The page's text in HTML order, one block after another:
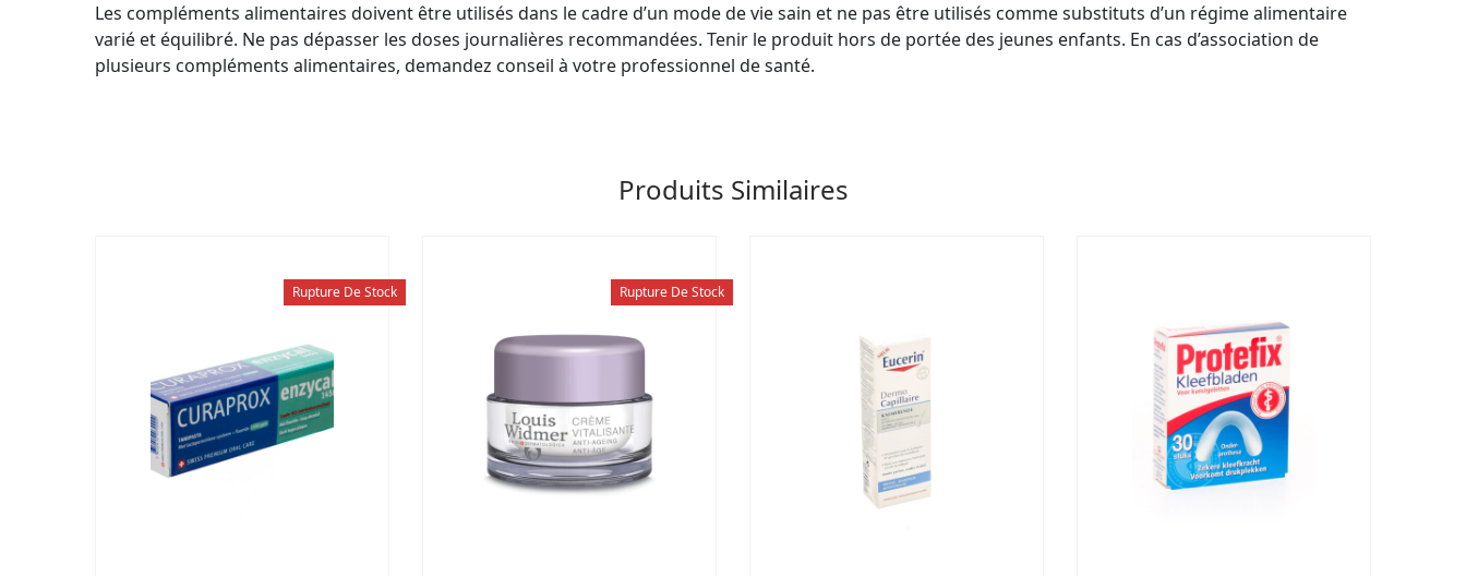
Les compléments alimentaires doivent être utilisés dans le cadre d’un mode de vie sain et ne pas être utilisés comme substituts d’un régime alimentaire
varié et équilibré. Ne pas dépasser les doses journalières recommandées. Tenir le produit hors de portée des jeunes enfants. En cas d’association de
plusieurs compléments alimentaires, demandez conseil à votre professionnel de santé.
Produits Similaires
Rupture De Stock Rupture De Stock